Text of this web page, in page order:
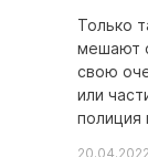
Только
мешают
свою
или
полиция